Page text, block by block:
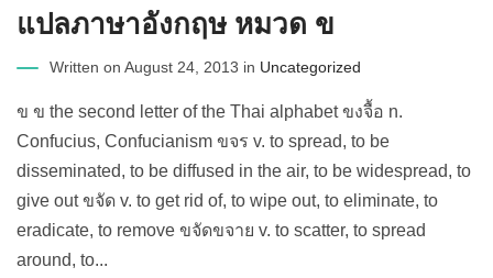
แปลภาษาอังกฤษ หมวด ข
Written on August 24, 2013 in Uncategorized
ข ข the second letter of the Thai alphabet ขงจื้อ n.
Confucius, Confucianism ขจร v. to spread, to be
disseminated, to be diffused in the air, to be widespread, to
give out ขจัด v. to get rid of, to wipe out, to eliminate, to
eradicate, to remove ขจัดขจาย v. to scatter, to spread
around, to...